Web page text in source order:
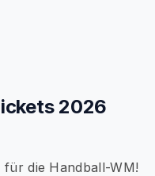
2026
die Handball-WM!